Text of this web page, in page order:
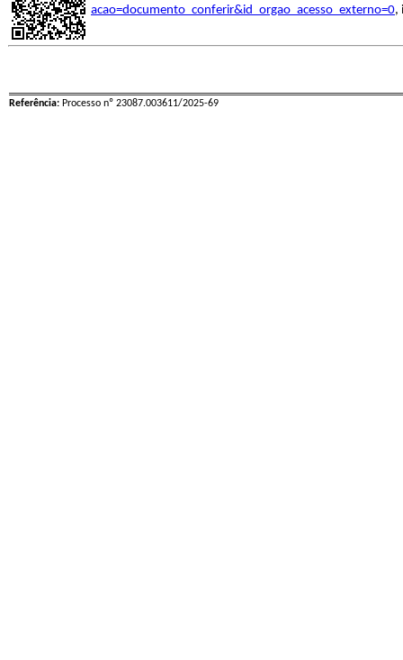
acao=documento_conferir&id_orgao_acesso_externo=0,
Referência: Processo nº 23087.003611/2025-69